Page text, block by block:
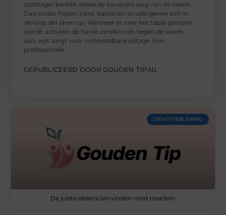
stofzuiger bereikt alleen de bovenste laag van de vezels.
Daaronder hopen zand, bacteriën en allergenen zich in
de loop der jaren op. Wanneer er over het tapijt gelopen
wordt, schuren de harde zandkorrels tegen de vezels
aan, wat zorgt voor onherstelbare slijtage. Een
professionele
GEPUBLICEERD DOOR GOUDEN TIP.NL
DIENSTVERLENING
De juiste elektricien vinden rond Haarlem